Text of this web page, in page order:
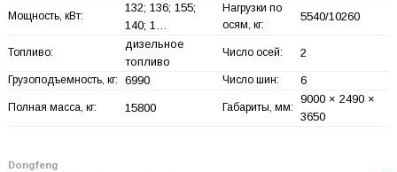
Мощность, кВт:
132; 136; 155;
140; 1…
Нагрузки по
осям, кг:
5540/10260
Топливо:
дизельное
топливо
Число осей: 2
Грузоподъемность, кг: 6990 Число шин: 6
Полная масса, кг: 15800 Габариты, мм:
9000 × 2490 ×
3650
Dongfeng